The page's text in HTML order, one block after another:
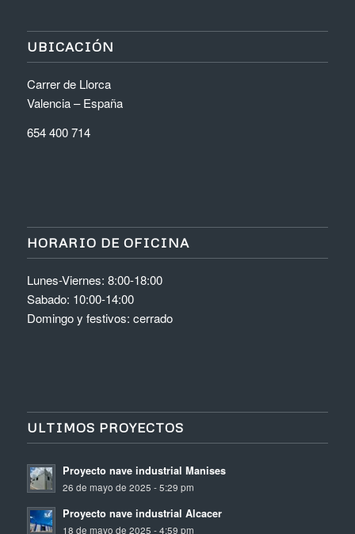
UBICACIÓN
Carrer de Llorca
Valencia – España
654 400 714
HORARIO DE OFICINA
Lunes-Viernes: 8:00-18:00
Sabado: 10:00-14:00
Domingo y festivos: cerrado
ULTIMOS PROYECTOS
Proyecto nave industrial Manises
26 de mayo de 2025 - 5:29 pm
Proyecto nave industrial Alcacer
18 de mayo de 2025 - 4:59 pm